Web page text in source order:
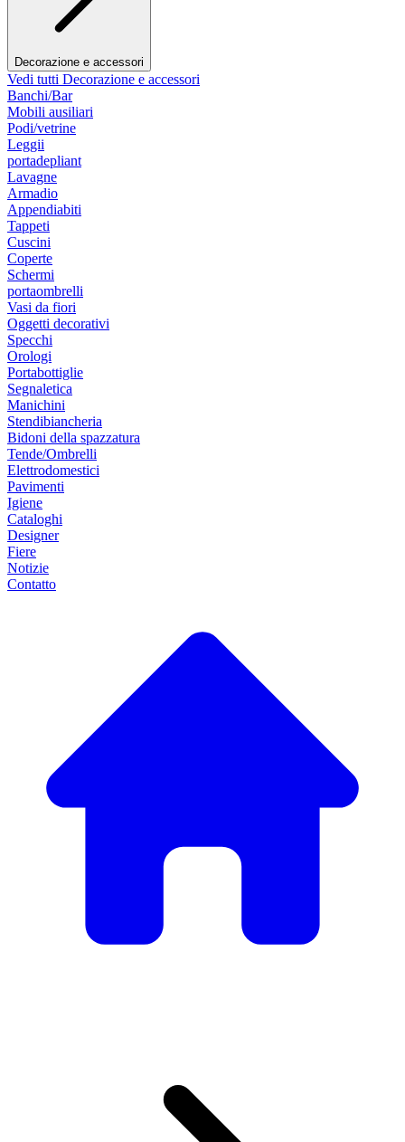
Decorazione e accessori
Vedi tutti Decorazione e accessori
Banchi/Bar
Mobili ausiliari
Podi/vetrine
Leggii
portadepliant
Lavagne
Armadio
Appendiabiti
Tappeti
Cuscini
Coperte
Schermi
portaombrelli
Vasi da fiori
Oggetti decorativi
Specchi
Orologi
Portabottiglie
Segnaletica
Manichini
Stendibiancheria
Bidoni della spazzatura
Tende/Ombrelli
Elettrodomestici
Pavimenti
Igiene
Cataloghi
Designer
Fiere
Notizie
Contatto